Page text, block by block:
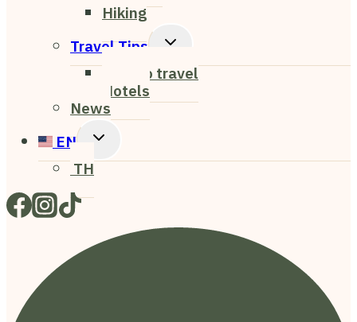
Hiking
Travel Tips
Toggle
Menu
How to travel
Hotels
News
EN
Toggle
Menu
TH